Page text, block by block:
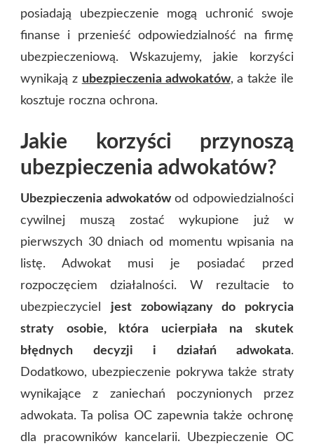
posiadają ubezpieczenie mogą uchronić swoje
finanse i przenieść odpowiedzialność na firmę
ubezpieczeniową. Wskazujemy, jakie korzyści
wynikają z ubezpieczenia adwokatów, a także ile
kosztuje roczna ochrona.
Jakie korzyści przynoszą
ubezpieczenia adwokatów?
Ubezpieczenia adwokatów od odpowiedzialności
cywilnej muszą zostać wykupione już w
pierwszych 30 dniach od momentu wpisania na
listę. Adwokat musi je posiadać przed
rozpoczęciem działalności. W rezultacie to
ubezpieczyciel jest zobowiązany do pokrycia
straty osobie, która ucierpiała na skutek
błędnych decyzji i działań adwokata.
Dodatkowo, ubezpieczenie pokrywa także straty
wynikające z zaniechań poczynionych przez
adwokata. Ta polisa OC zapewnia także ochronę
dla pracowników kancelarii. Ubezpieczenie OC